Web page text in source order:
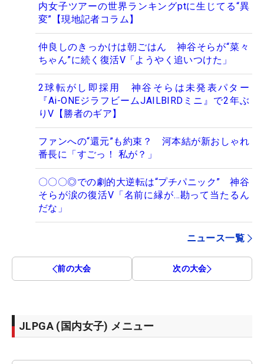
内女子ツアーの世界ランキングptに生じてる“異
変”【現地記者コラム】
仲良しのきっかけは朝ごはん 神谷そらが“菜々
ちゃん”に続く復活V「ようやく追いつけた」
2球転がし即採用 神谷そらは未発表パター
『Ai-ONEジラフビームJAILBIRDミニ』で2年ぶ
りV【勝者のギア】
ファンへの“還元”も約束？ 河本結が新おしゃれ
番長に「すごっ！ 私が？」
〇〇〇◎での劇的大逆転は“プチパニック” 神谷
そらが涙の復活V「名前に縁が…勘って当たるん
だな」
ニュース一覧
前の大会 次の大会
JLPGA (国内女子) メニュー